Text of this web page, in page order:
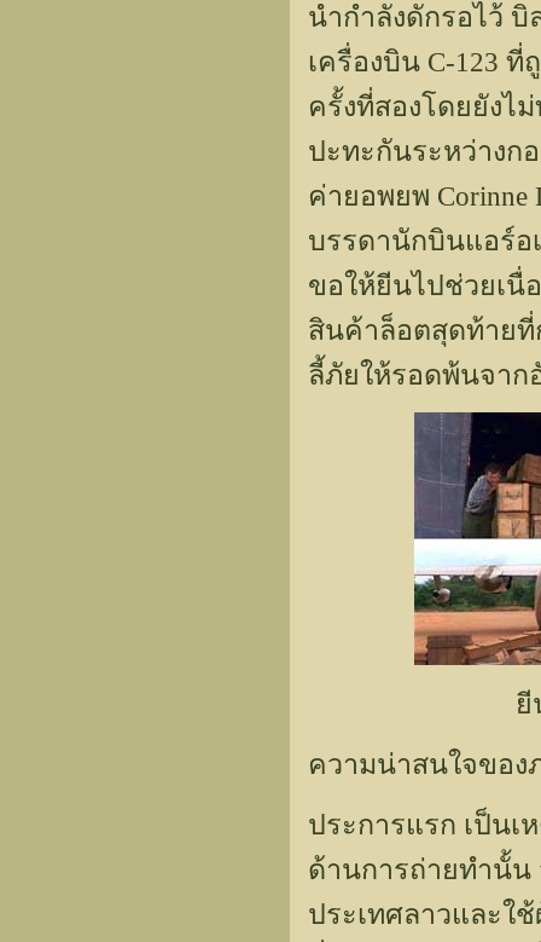
นำกำลังดักรอไว้
เครื่องบิน C-123
ครั้งที่สองโดยยังไ
ปะทะกันระหว่างก
ค่ายอพยพ
บรรดานักบินแอร์อ
ขอให้ยีนไปช่วยเนื่
สินค้าล็อตสุดท้ายที่
ลี้ภัยให้รอดพ้นจาก
ยี
ความน่าสนใจของ
ประการแรก เป็นเ
ด้านการถ่ายทำนั้น
ประเทศลาวและใ